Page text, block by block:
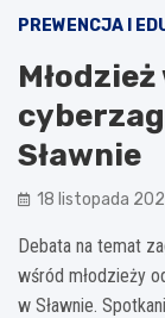
PREWENCJA I
Sławnie
18 listopada
Debata na temat
wśród młodzieży
w Sławnie.